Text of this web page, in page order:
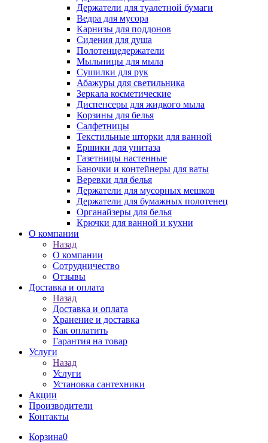
Держатели для туалетной бумаги
Ведра для мусора
Карнизы для поддонов
Сидения для душа
Полотенцедержатели
Мыльницы для мыла
Сушилки для рук
Абажуры для светильника
Зеркала косметические
Диспенсеры для жидкого мыла
Корзины для белья
Салфетницы
Текстильные шторки для ванной
Ершики для унитаза
Газетницы настенные
Баночки и контейнеры для ваты
Веревки для белья
Держатели для мусорных мешков
Держатели для бумажных полотенец
Органайзеры для белья
Крючки для ванной и кухни
О компании
Назад
О компании
Сотрудничество
Отзывы
Доставка и оплата
Назад
Доставка и оплата
Хранение и доставка
Как оплатить
Гарантия на товар
Услуги
Назад
Услуги
Установка сантехники
Акции
Производители
Контакты
Корзина0